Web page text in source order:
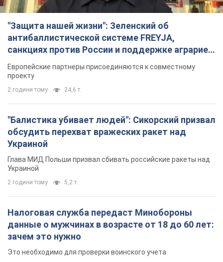
"Защита нашей жизни": Зеленский об
антибаллистической системе FREYJA,
санкциях против России и поддержке аграриев.
Видео
Европейские партнеры присоединяются к совместному
проекту
2 години тому 24,6 т.
"Балистика убивает людей": Сикорский призвал
обсудить перехват вражеских ракет над
Украиной
Глава МИД Польши призвал сбивать российские ракеты над
Украиной
2 години тому 5,2 т.
Налоговая служба передаст Минобороны
данные о мужчинах в возрасте от 18 до 60 лет:
зачем это нужно
Это необходимо для проверки воинского учета